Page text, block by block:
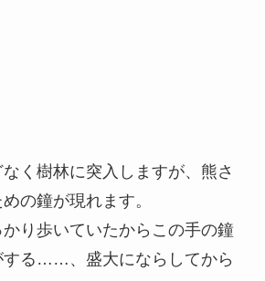
く樹林に突入しますが、熊さ
の鐘が現れます。
り歩いていたからこの手の鐘
する……、盛大にならしてから